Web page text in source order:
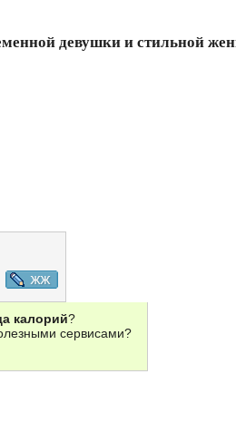
девушки и стильной
калорий?
сервисами?